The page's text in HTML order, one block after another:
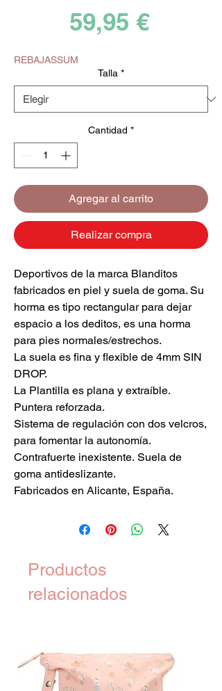
59,95 €Precio
REBAJASSUM
Talla *
Cantidad *
Agregar al carrito
Realizar compra
Deportivos de la marca Blanditos
fabricados en piel y suela de goma. Su
horma es tipo rectangular para dejar
espacio a los deditos, es una horma
para pies normales/estrechos.
La suela es fina y flexible de 4mm SIN
DROP.
La Plantilla es plana y extraíble.
Puntera reforzada.
Sistema de regulación con dos velcros,
para fomentar la autonomía.
Contrafuerte inexistente. Suela de
goma antideslizante.
Fabricados en Alicante, España.
Productos
relacionados